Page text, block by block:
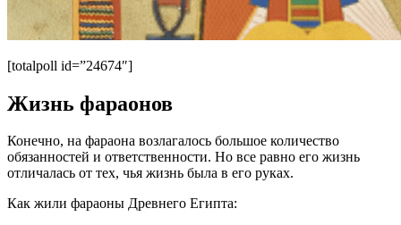
[totalpoll id=”24674″]
Жизнь фараонов
Конечно, на фараона возлагалось большое количество
обязанностей и ответственности. Но все равно его жизнь
отличалась от тех, чья жизнь была в его руках.
Как жили фараоны Древнего Египта: